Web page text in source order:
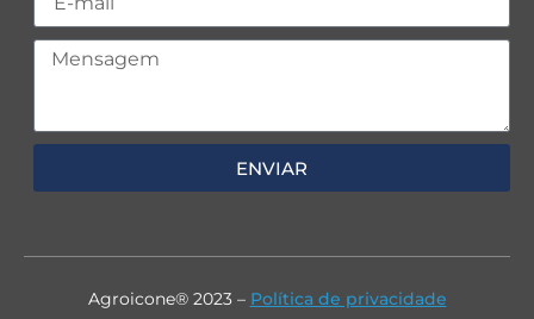
ENVIAR
Agroicone® 2023 – Política de privacidade